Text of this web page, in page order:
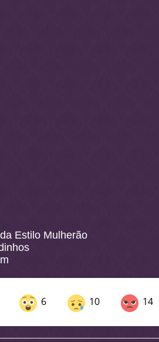
Estilo Mulherão
6 10 14